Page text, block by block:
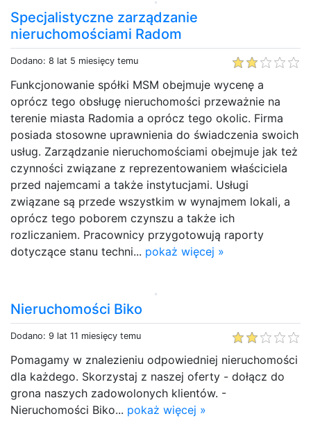
Specjalistyczne zarządzanie
nieruchomościami Radom
Dodano: 8 lat 5 miesięcy temu
Funkcjonowanie spółki MSM obejmuje wycenę a
oprócz tego obsługę nieruchomości przeważnie na
terenie miasta Radomia a oprócz tego okolic. Firma
posiada stosowne uprawnienia do świadczenia swoich
usług. Zarządzanie nieruchomościami obejmuje jak też
czynności związane z reprezentowaniem właściciela
przed najemcami a także instytucjami. Usługi
związane są przede wszystkim w wynajmem lokali, a
oprócz tego poborem czynszu a także ich
rozliczaniem. Pracownicy przygotowują raporty
dotyczące stanu techni... pokaż więcej »
Nieruchomości Biko
Dodano: 9 lat 11 miesięcy temu
Pomagamy w znalezieniu odpowiedniej nieruchomości
dla każdego. Skorzystaj z naszej oferty - dołącz do
grona naszych zadowolonych klientów. -
Nieruchomości Biko... pokaż więcej »